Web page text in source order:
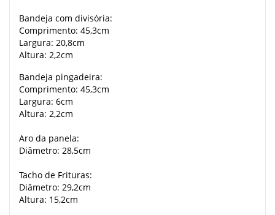
Bandeja com divisória:
Comprimento: 45,3cm
Largura: 20,8cm
Altura: 2,2cm
Bandeja pingadeira:
Comprimento: 45,3cm
Largura: 6cm
Altura: 2,2cm
Aro da panela:
Diâmetro: 28,5cm
Tacho de Frituras:
Diâmetro: 29,2cm
Altura: 15,2cm